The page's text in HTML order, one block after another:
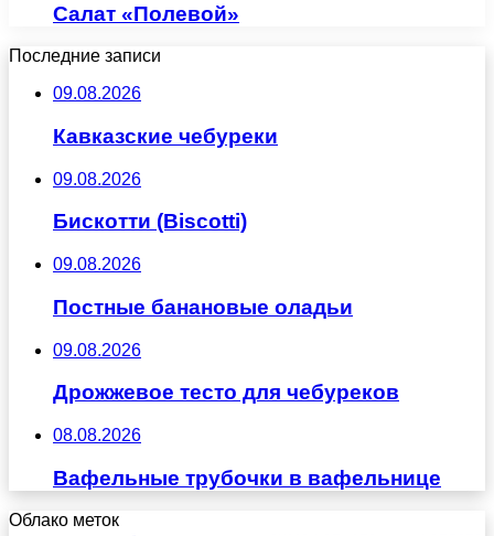
Салат «Полевой»
Последние записи
09.08.2026
Кавказские чебуреки
09.08.2026
Бискотти (Biscotti)
09.08.2026
Постные банановые оладьи
09.08.2026
Дрожжевое тесто для чебуреков
08.08.2026
Вафельные трубочки в вафельнице
Облако меток